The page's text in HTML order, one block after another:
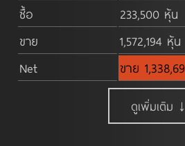
ซื้อ
233,500 หุ้น
ขาย
1,572,194 หุ้น
Net
ขาย
ดูเพิ่มเติม ↓